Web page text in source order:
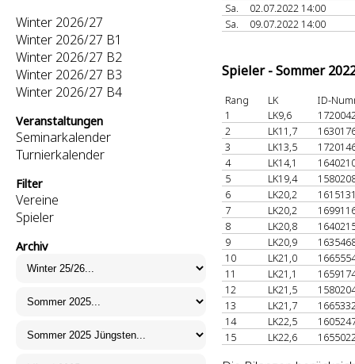
Winter 2026/27
Winter 2026/27 B1
Winter 2026/27 B2
Winter 2026/27 B3
Winter 2026/27 B4
Veranstaltungen
Seminarkalender
Turnierkalender
Filter
Vereine
Spieler
Archiv
Sa.
02.07.2022 14:00
Sa.
09.07.2022 14:00
Spieler - Sommer
Rang LK
ID-
1
LK9,6
2
LK11,7
3
LK13,5
4
LK14,1
5
LK19,4
6
LK20,2
7
LK20,2
8
LK20,8
9
LK20,9
10
LK21,0
11
LK21,1
12
LK21,5
13
LK21,7
14
LK22,5
15
LK22,6